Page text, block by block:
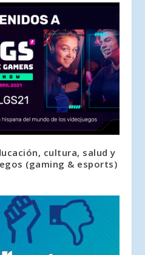
cultura, salud y
(gaming & esports)